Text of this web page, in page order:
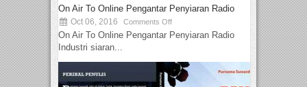
On Air To Online Pengantar Penyiaran Radio
Oct 06, 2016 Comments Off
On Air To Online Pengantar Penyiaran Radio
Industri siaran...